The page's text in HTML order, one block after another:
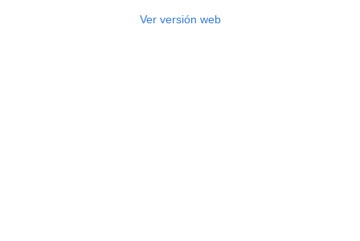
Ver versión web